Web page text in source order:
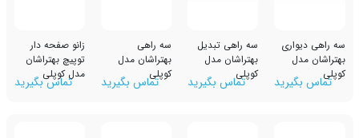
سه راهی تبدیل
بهتراشان مدل
کوپلیتماس بگیرید
سه راهی
بهتراشان مدل
کوپلیتماس بگیرید
زانو صفحه دار
توپیچ بهتراشان
مدل کوپلی
تماس بگیرید